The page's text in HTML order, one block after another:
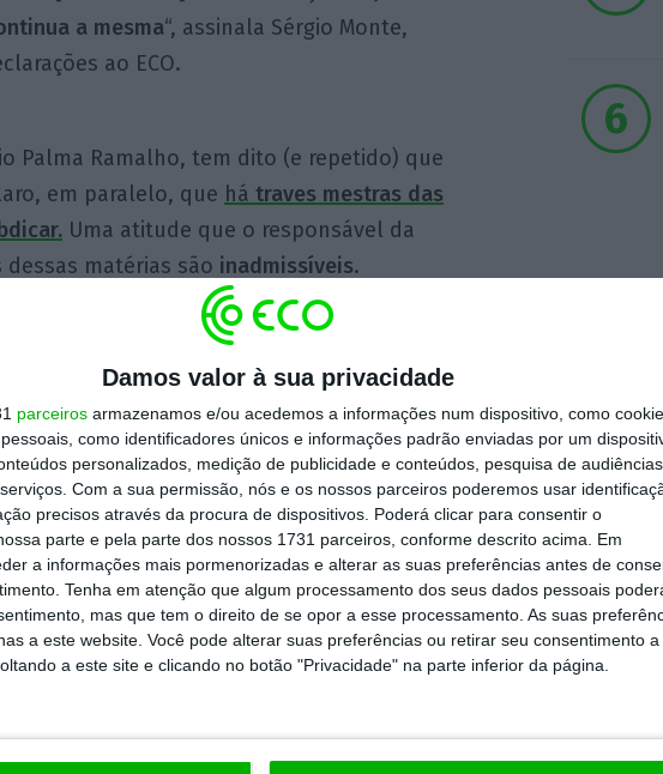
Damos valor à sua privacidade
parceiros armazenamos e/ou acedemos a informações num dispositivo, como
como identificadores únicos e informações padrão enviadas por um
personalizados, medição de publicidade e conteúdos, pesquisa de
Com a sua permissão, nós e os nossos parceiros poderemos usar
precisos através da procura de dispositivos. Poderá clicar para consentir o
parte e pela parte dos nossos 1731 parceiros, conforme descrito acima. Em
a informações mais pormenorizadas e alterar as suas preferências antes de
Tenha em atenção que algum processamento dos seus dados pessoais
mas que tem o direito de se opor a esse processamento. As suas
a este website. Você pode alterar suas preferências ou retirar seu consentimento a
a este site e clicando no botão "Privacidade" na parte inferior da página.
a mesma“, assinala Sérgio Monte,
ao ECO.
Palma Ramalho, tem dito (e repetido) que
em paralelo, que há traves mestras das
Uma atitude que o responsável da
matérias são inadmissíveis.
regresso do banco de
, figura criada durante o período da
em 2019 do Código do Trabalhoe,
reivindicada pelas confederações
.
está fora de questão. Serviu para muitas
suplementar “, avisa Sérgio Monte, que frisa
que protege melhor os direitos dos
alargamento da possibilidade de as
trabalhadores, após despedimentoilícitos.